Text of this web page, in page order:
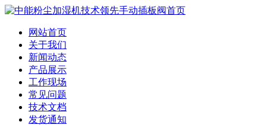
网站首页
关于我们
新闻动态
产品展示
工作现场
常见问题
技术文档
发货通知